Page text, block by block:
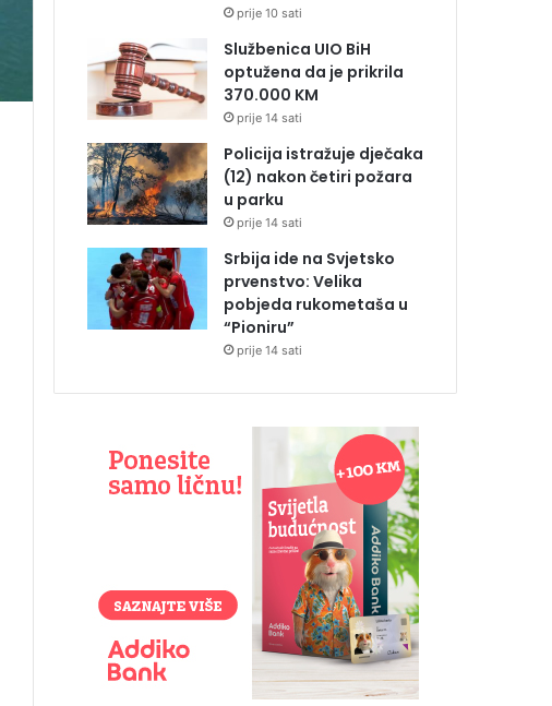
prije 10 sati
Službenica UIO BiH
optužena da je prikrila
370.000 KM
prije 14 sati
Policija istražuje dječaka
(12) nakon četiri požara
u parku
prije 14 sati
Srbija ide na Svjetsko
prvenstvo: Velika
pobjeda rukometaša u
“Pioniru”
prije 14 sati